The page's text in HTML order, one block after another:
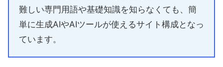
難しい専門用語や基礎知識を知らなくても、簡
単に生成AIやAIツールが使えるサイト構成となっ
ています。